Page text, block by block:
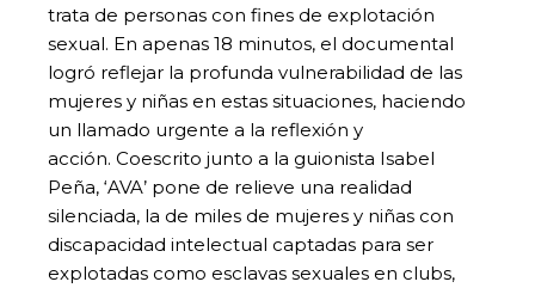
trata de personas con fines de explotación
sexual. En apenas 18 minutos, el documental
logró reflejar la profunda vulnerabilidad de las
mujeres y niñas en estas situaciones, haciendo
un llamado urgente a la reflexión y
acción. Coescrito junto a la guionista Isabel
Peña, ‘AVA’ pone de relieve una realidad
silenciada, la de miles de mujeres y niñas con
discapacidad intelectual captadas para ser
explotadas como esclavas sexuales en clubs,